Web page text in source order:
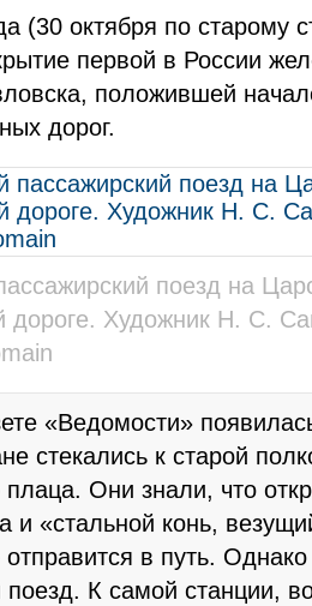
(30 октября по старому
первой в России
положившей
дорог.
поезд на
дороге. Художник Н. С.
«Ведомости»
стекались к старой
плаца. Они знали, что
и «стальной конь,
в путь.
поезд. К самой станции,